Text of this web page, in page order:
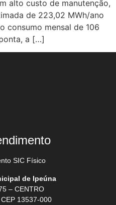
alto custo de manutenção,
de 223,02 MWh/ano
consumo mensal de 106
a […]
SIC Físico
de Ipeúna
– CENTRO
13537-000